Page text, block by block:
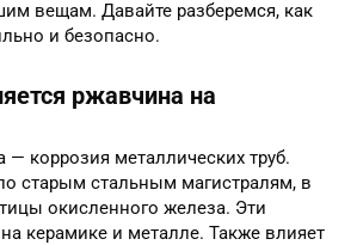
вещам. Давайте разберемся, как
и безопасно.
ржавчина на
коррозия металлических труб.
старым стальным магистралям, в
окисленного железа. Эти
керамике и металле. Также влияет